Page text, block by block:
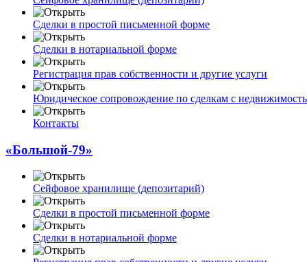
Сделки в простой письменной форме
Сделки в нотариальной форме
Регистрация прав собственности и другие услуги
Юридическое сопровождение по сделкам с
Контакты
«Большой-79»
Сейфовое хранилище (депозитарий)
Сделки в простой письменной форме
Сделки в нотариальной форме